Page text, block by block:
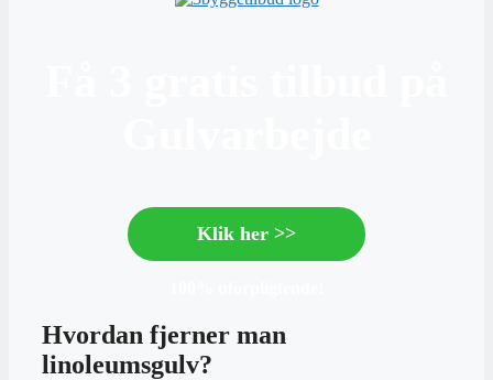
Klik her >>
Hvordan fjerner man
linoleumsgulv?